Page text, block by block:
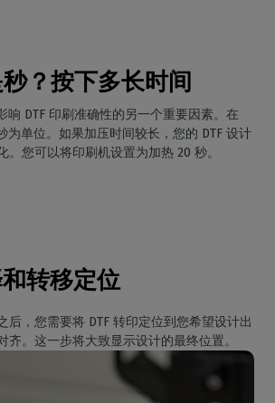
？按下多长时间
响 DTF 印刷准确性的另一个重要因素。在
为单位。如果加压时间较长，您的 DTF 设计
。您可以将印刷机设置为加热 20 秒。
转移定位
后，您需要将 DTF 转印定位到您希望设计出
齐。这一步将大致显示设计的最终位置。